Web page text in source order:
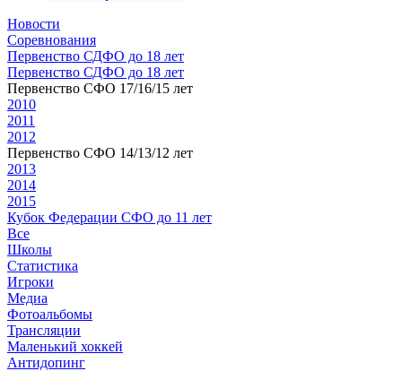
Новости
Соревнования
Первенство СДФО до 18 лет
Первенство СДФО до 18 лет
Первенство СФО 17/16/15 лет
2010
2011
2012
Первенство СФО 14/13/12 лет
2013
2014
2015
Кубок Федерации СФО до 11 лет
Все
Школы
Статистика
Игроки
Медиа
Фотоальбомы
Трансляции
Маленький хоккей
Антидопинг